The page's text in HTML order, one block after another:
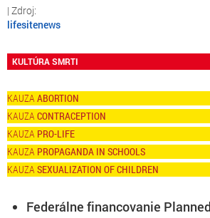
lifesitenews
KULTÚRA SMRTI
ABORTION
CONTRACEPTION
PRO-LIFE
PROPAGANDA IN SCHOOLS
SEXUALIZATION OF CHILDREN
Federálne financovanie